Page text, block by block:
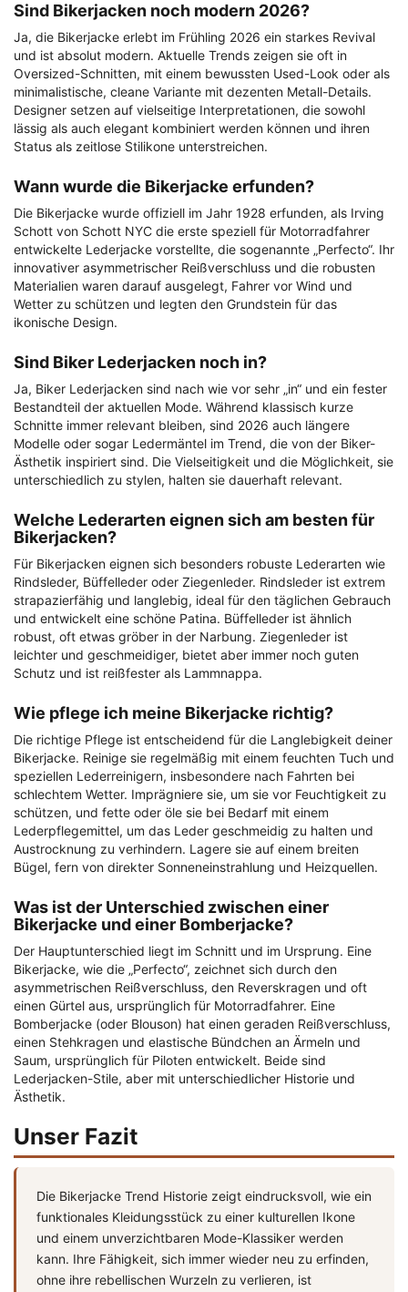
Sind Bikerjacken noch modern 2026?
Ja, die Bikerjacke erlebt im Frühling 2026 ein starkes Revival
und ist absolut modern. Aktuelle Trends zeigen sie oft in
Oversized-Schnitten, mit einem bewussten Used-Look oder als
minimalistische, cleane Variante mit dezenten Metall-Details.
Designer setzen auf vielseitige Interpretationen, die sowohl
lässig als auch elegant kombiniert werden können und ihren
Status als zeitlose Stilikone unterstreichen.
Wann wurde die Bikerjacke erfunden?
Die Bikerjacke wurde offiziell im Jahr 1928 erfunden, als Irving
Schott von Schott NYC die erste speziell für Motorradfahrer
entwickelte Lederjacke vorstellte, die sogenannte „Perfecto“. Ihr
innovativer asymmetrischer Reißverschluss und die robusten
Materialien waren darauf ausgelegt, Fahrer vor Wind und
Wetter zu schützen und legten den Grundstein für das
ikonische Design.
Sind Biker Lederjacken noch in?
Ja, Biker Lederjacken sind nach wie vor sehr „in“ und ein fester
Bestandteil der aktuellen Mode. Während klassisch kurze
Schnitte immer relevant bleiben, sind 2026 auch längere
Modelle oder sogar Ledermäntel im Trend, die von der Biker-
Ästhetik inspiriert sind. Die Vielseitigkeit und die Möglichkeit, sie
unterschiedlich zu stylen, halten sie dauerhaft relevant.
Welche Lederarten eignen sich am besten für
Bikerjacken?
Für Bikerjacken eignen sich besonders robuste Lederarten wie
Rindsleder, Büffelleder oder Ziegenleder. Rindsleder ist extrem
strapazierfähig und langlebig, ideal für den täglichen Gebrauch
und entwickelt eine schöne Patina. Büffelleder ist ähnlich
robust, oft etwas gröber in der Narbung. Ziegenleder ist
leichter und geschmeidiger, bietet aber immer noch guten
Schutz und ist reißfester als Lammnappa.
Wie pflege ich meine Bikerjacke richtig?
Die richtige Pflege ist entscheidend für die Langlebigkeit deiner
Bikerjacke. Reinige sie regelmäßig mit einem feuchten Tuch und
speziellen Lederreinigern, insbesondere nach Fahrten bei
schlechtem Wetter. Imprägniere sie, um sie vor Feuchtigkeit zu
schützen, und fette oder öle sie bei Bedarf mit einem
Lederpflegemittel, um das Leder geschmeidig zu halten und
Austrocknung zu verhindern. Lagere sie auf einem breiten
Bügel, fern von direkter Sonneneinstrahlung und Heizquellen.
Was ist der Unterschied zwischen einer
Bikerjacke und einer Bomberjacke?
Der Hauptunterschied liegt im Schnitt und im Ursprung. Eine
Bikerjacke, wie die „Perfecto“, zeichnet sich durch den
asymmetrischen Reißverschluss, den Reverskragen und oft
einen Gürtel aus, ursprünglich für Motorradfahrer. Eine
Bomberjacke (oder Blouson) hat einen geraden Reißverschluss,
einen Stehkragen und elastische Bündchen an Ärmeln und
Saum, ursprünglich für Piloten entwickelt. Beide sind
Lederjacken-Stile, aber mit unterschiedlicher Historie und
Ästhetik.
Unser Fazit
Die Bikerjacke Trend Historie zeigt eindrucksvoll, wie ein
funktionales Kleidungsstück zu einer kulturellen Ikone
und einem unverzichtbaren Mode-Klassiker werden
kann. Ihre Fähigkeit, sich immer wieder neu zu erfinden,
ohne ihre rebellischen Wurzeln zu verlieren, ist